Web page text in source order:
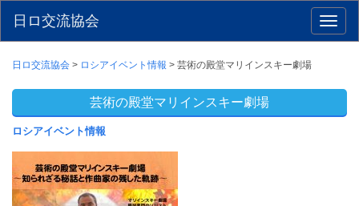
日ロ交流協会
日ロ交流協会 > ロシアイベント情報 > 芸術の殿堂マリインスキー劇場
芸術の殿堂マリインスキー劇場
ロシアイベント情報